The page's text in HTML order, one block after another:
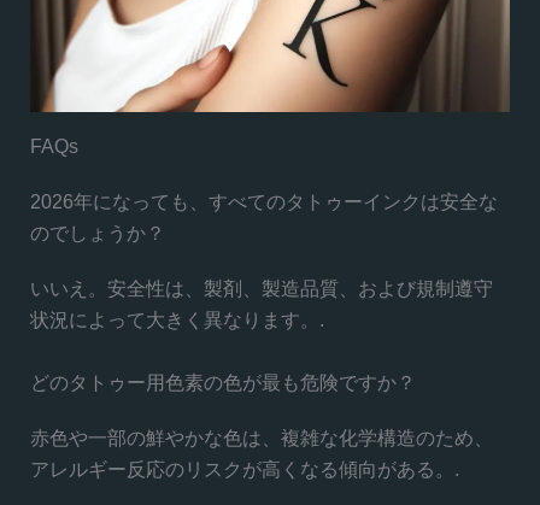
FAQs
2026年になっても、すべてのタトゥーインクは安全な
のでしょうか？
いいえ。安全性は、製剤、製造品質、および規制遵守
状況によって大きく異なります。.
どのタトゥー用色素の色が最も危険ですか？
赤色や一部の鮮やかな色は、複雑な化学構造のため、
アレルギー反応のリスクが高くなる傾向がある。.